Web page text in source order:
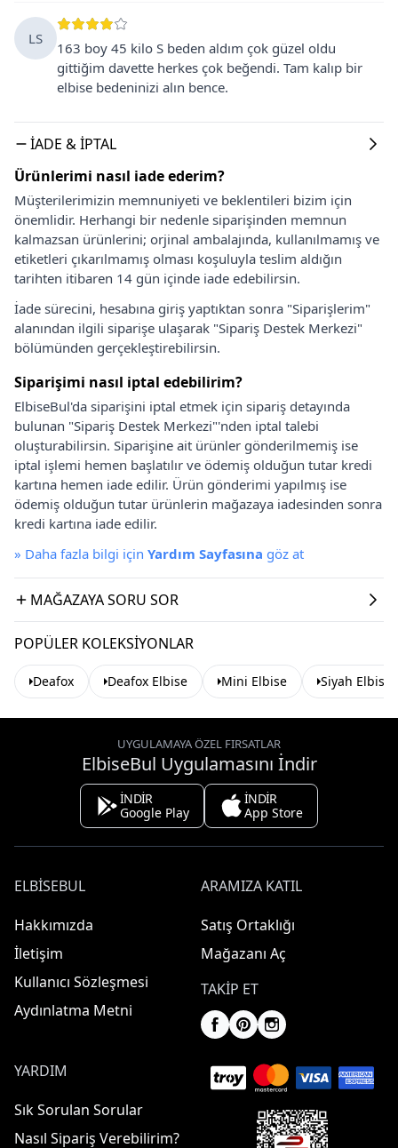
LS
163 boy 45 kilo S beden aldım çok güzel oldu
gittiğim davette herkes çok beğendi. Tam kalıp bir
elbise bedeninizi alın bence.
İADE & İPTAL
Ürünlerimi nasıl iade ederim?
Müşterilerimizin memnuniyeti ve beklentileri bizim için
önemlidir. Herhangi bir nedenle siparişinden memnun
kalmazsan ürünlerini; orjinal ambalajında, kullanılmamış ve
etiketleri çıkarılmamış olması koşuluyla teslim aldığın
tarihten itibaren 14 gün içinde iade edebilirsin.
İade sürecini, hesabına giriş yaptıktan sonra "Siparişlerim"
alanından ilgili siparişe ulaşarak "Sipariş Destek Merkezi"
bölümünden gerçekleştirebilirsin.
Siparişimi nasıl iptal edebilirim?
ElbiseBul'da siparişini iptal etmek için sipariş detayında
bulunan "Sipariş Destek Merkezi"'nden iptal talebi
oluşturabilirsin. Siparişine ait ürünler gönderilmemiş ise
iptal işlemi hemen başlatılır ve ödemiş olduğun tutar kredi
kartına hemen iade edilir. Ürün gönderimi yapılmış ise
ödemiş olduğun tutar ürünlerin mağazaya iadesinden sonra
kredi kartına iade edilir.
» Daha fazla bilgi için Yardım Sayfasına göz at
MAĞAZAYA SORU SOR
POPÜLER KOLEKSIYONLAR
Deafox Deafox Elbise Mini Elbise Siyah Elbise
UYGULAMAYA ÖZEL FIRSATLAR
ElbiseBul Uygulamasını İndir
İNDİR
Google Play
İNDİR
App Store
ELBISEBUL
Hakkımızda
İletişim
Kullanıcı Sözleşmesi
Aydınlatma Metni
ARAMIZA KATIL
Satış Ortaklığı
Mağazanı Aç
TAKIP ET
YARDIM
Sık Sorulan Sorular
Nasıl Sipariş Verebilirim?